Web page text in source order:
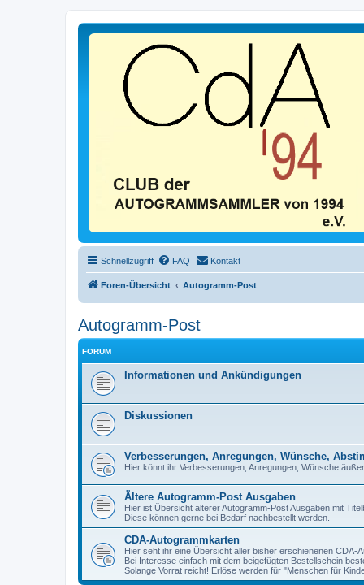
Schnellzugriff FAQ Kontakt
Foren-Übersicht Autogramm-Post
Autogramm-Post
FORUM
Informationen und Ankündigungen
Diskussionen
Verbesserungen, Anregungen, Wünsche,
Hier könnt ihr Verbesserungen, Anregungen, Wünsche
Ältere Autogramm-Post Ausgaben
Hier ist Übersicht älterer Autogramm-Post Ausgaben mit
Diese können gerne bei Bedarf nachbestellt werden.
CDA-Autogrammkarten
Hier seht ihr eine Übersicht aller bisher erschienenen CDA-
Bei Interesse einfach mit dem beigefügten Bestellschein
Solange Vorrat reicht! Erlöse werden für "Menschen für